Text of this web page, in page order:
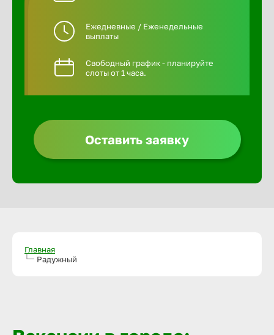
Ежедневные / Еженедельные
выплаты
Свободный график - планируйте
слоты от 1 часа.
Оставить заявку
Главная
Радужный